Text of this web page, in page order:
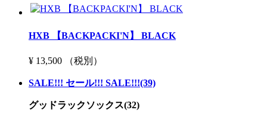
HXB 【BACKPACKI'N】 BLACK
¥ 13,500 （税別）
SALE!!! セール!!! SALE!!!(39)
グッドラックソックス(32)